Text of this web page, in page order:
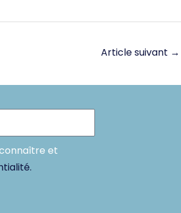
Article suivant →
et